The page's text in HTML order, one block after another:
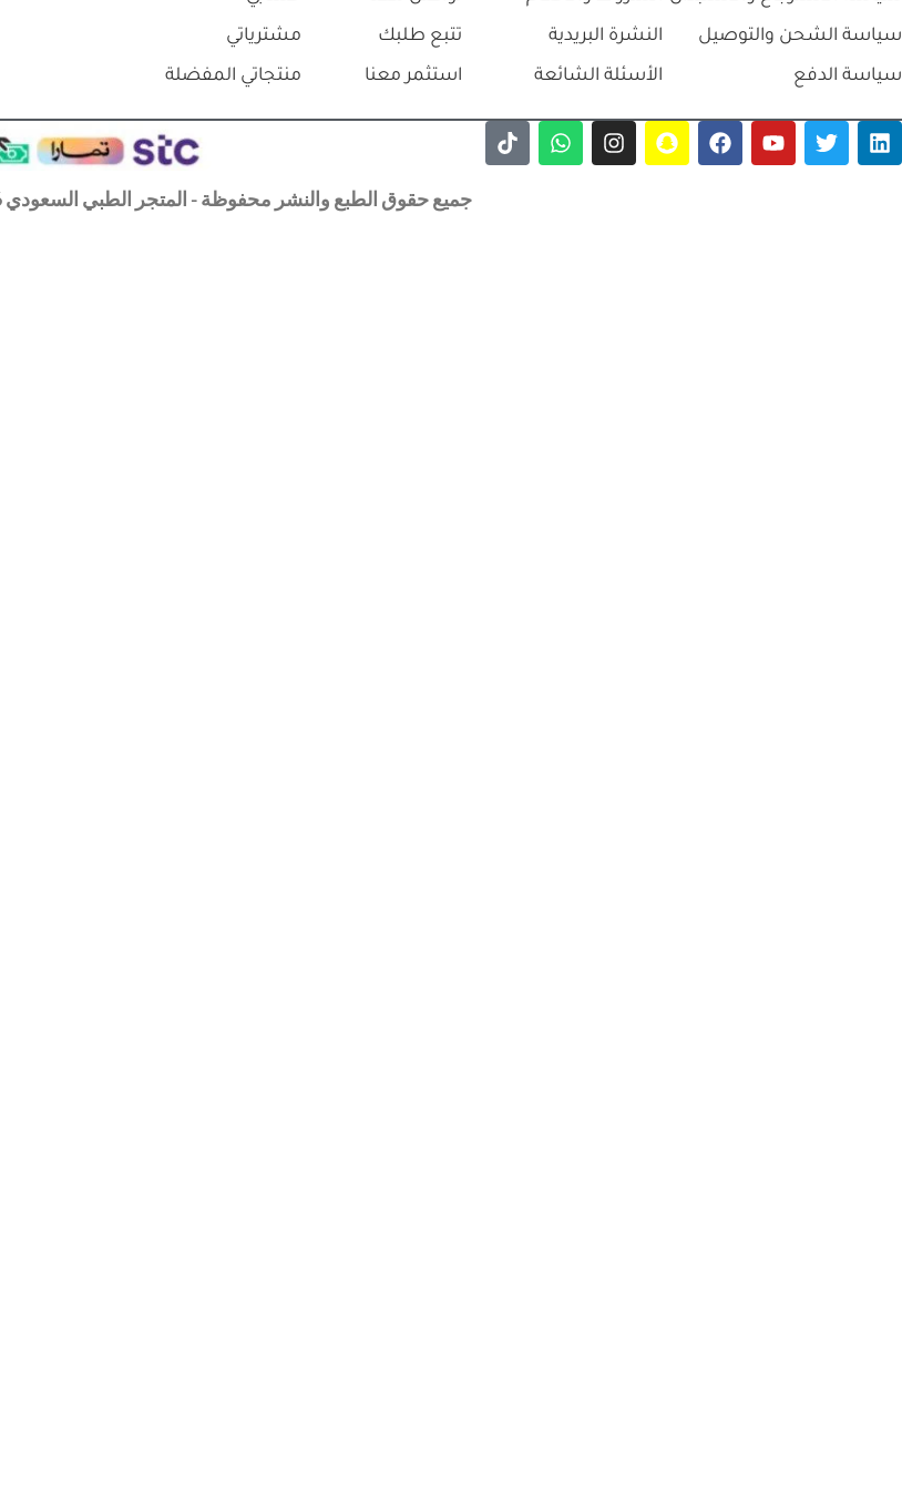
سياسة الشحن والتوصيل
سياسة الدفع
النشرة البريدية
الأسئلة الشائعة
تتبع طلبك
استثمر معنا
مشترياتي
منتجاتي المفضلة
جميع حقوق الطبع والنشر محفوظة - المتجر الطبي السعودي 2026©